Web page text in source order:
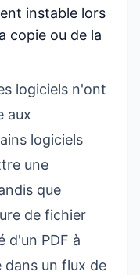
instable lors
copie ou de la
logiciels n'ont
aux
logiciels
une
que
de fichier
d'un PDF à
dans un flux de